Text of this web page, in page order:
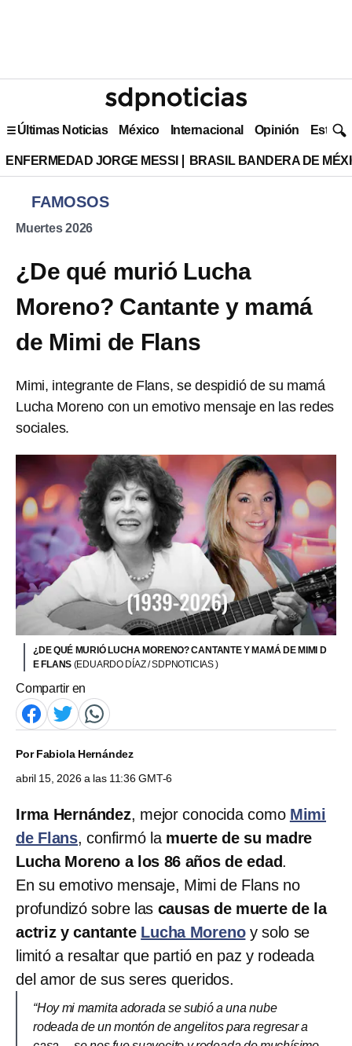
Últimas Noticias México Internacional Opinión Estilo
ENFERMEDAD JORGE MESSI BRASIL BANDERA DE
FAMOSOS
Muertes 2026
¿De qué murió Lucha
Moreno? Cantante y mamá
de Mimi de Flans
Mimi, integrante de Flans, se despidió de su mamá
Lucha Moreno con un emotivo mensaje en las redes
sociales.
¿DE QUÉ MURIÓ LUCHA MORENO? CANTANTE Y MAMÁ DE MIMI D
E FLANS (EDUARDO DÍAZ / SDPNOTICIAS )
Compartir en
PorFabiola Hernández
abril 15, 2026 a las 11:36 GMT-6
Irma Hernández, mejor conocida como Mimi
de Flans, confirmó la muerte de su madre
Lucha Moreno a los 86 años de edad.
En su emotivo mensaje, Mimi de Flans no
profundizó sobre las causas de muerte de la
actriz y cantante Lucha Morenoy solo se
limitó a resaltar que partió en paz y rodeada
del amor de sus seres queridos.
“Hoy mi mamita adorada se subió a una nube
rodeada de un montón de angelitos para regresar a